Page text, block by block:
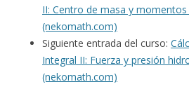
II: Centro de masa y
(nekomath.com)
Siguiente entrada del curso:
Integral II: Fuerza y presión
(nekomath.com)